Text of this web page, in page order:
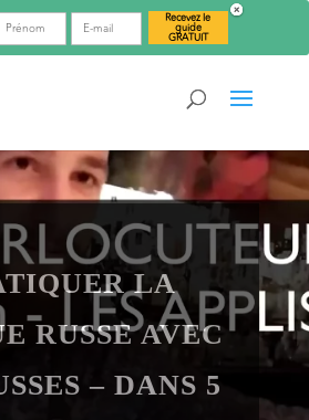
LA
RUSSE AVEC
– DANS 5
Recevez le
guide
GRATUIT